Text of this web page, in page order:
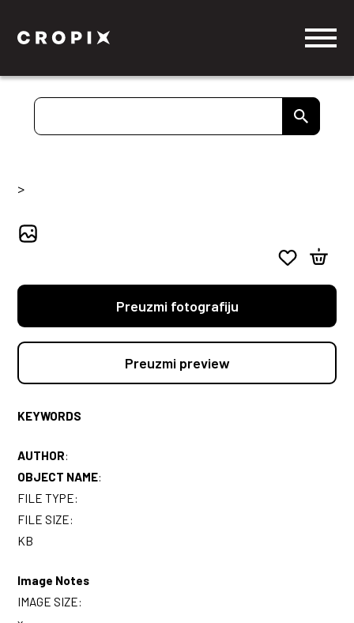
>
Preuzmi fotografiju
Preuzmi preview
KEYWORDS
AUTHOR:
OBJECT NAME:
FILE TYPE:
FILE SIZE:
KB
Image Notes
IMAGE SIZE: